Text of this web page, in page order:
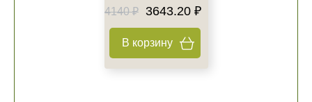
4140 ₽
3643.20 ₽
В корзину